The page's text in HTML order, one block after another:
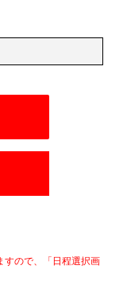
ので、「日程選択画